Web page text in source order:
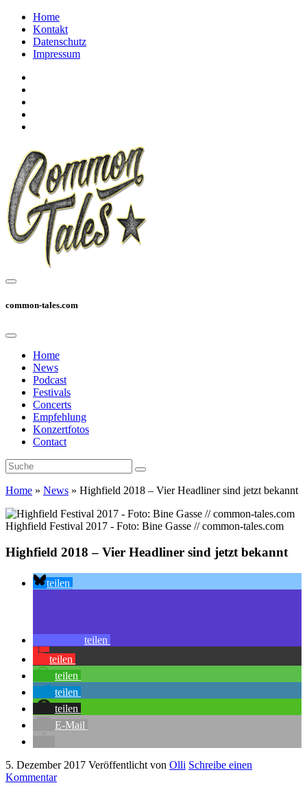
Home
Kontakt
Datenschutz
Impressum
common-tales.com
Home
News
Podcast
Festivals
Concerts
Empfehlung
Konzertfotos
Contact
Home » News » Highfield 2018 – Vier Headliner sind jetzt bekannt
Highfield Festival 2017 - Foto: Bine Gasse // common-tales.com
Highfield 2018 – Vier Headliner sind jetzt bekannt
teilen
teilen
teilen
teilen
teilen
teilen
E-Mail
5. Dezember 2017 Veröffentlicht von Olli Schreibe einen
Kommentar